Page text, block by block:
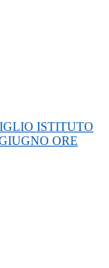
ISTITUTO
ORE